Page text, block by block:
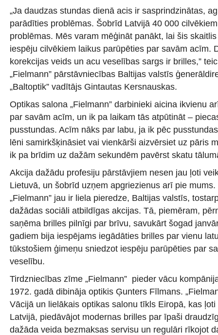
„Ja daudzas stundas dienā acis ir sasprindzinātas,
parādīties problēmas. Šobrīd Latvijā 40 000
problēmas. Mēs varam mēģināt panākt, lai šis
iespēju cilvēkiem laikus parūpēties par savām acīm.
korekcijas veids un acu veselības sargs ir brilles,”
„Fielmann” pārstāvniecības Baltijas valstīs
„Baltoptik” vadītājs Gintautas Kersnauskas.
Optikas salona „Fielmann” darbinieki aicina ikvienu
par savām acīm, un ik pa laikam tās atpūtināt –
pusstundas. Acīm nāks par labu, ja ik pēc
lēni samirkšķināsiet vai vienkārši aizvērsiet uz pāris
ik pa brīdim uz dažām sekundēm pavērst skatu
Akcija dažādu profesiju pārstāvjiem nesen jau ļoti
Lietuvā, un šobrīd uzņem apgriezienus arī pie
„Fielmann” jau ir liela pieredze, Baltijas valstīs,
dažādas sociāli atbildīgas akcijas. Tā, piemēram,
saņēma brilles pilnīgi par brīvu, savukārt šogad
gadiem bija iespējams iegādāties brilles par vienu
tūkstošiem ģimeņu sniedzot iespēju parūpēties par
veselību.
Tirdzniecības zīme „Fielmann” pieder vācu
1972. gadā dibināja optikis Ģunters Fīlmans.
Vācijā un lielākais optikas salonu tīkls Eiropā, kas
Latvijā, piedāvājot modernas brilles par īpaši
dažāda veida bezmaksas servisu un regulāri rīkojot